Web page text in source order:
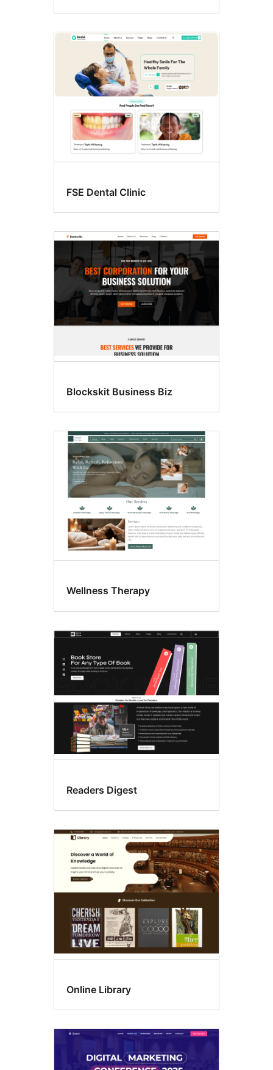
FSE Dental Clinic
Blockskit Business Biz
Wellness Therapy
Readers Digest
Online Library